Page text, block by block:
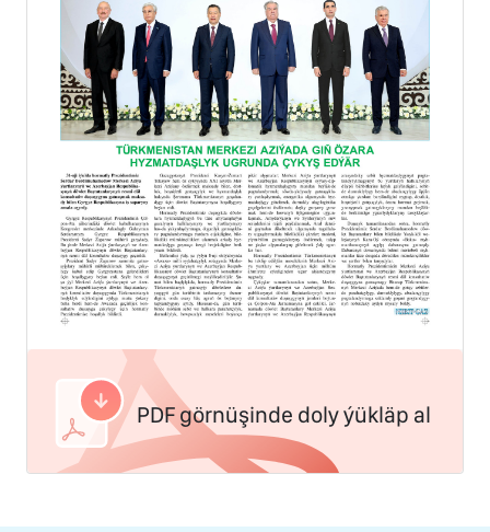
PDF görnüşinde doly ýükläp al